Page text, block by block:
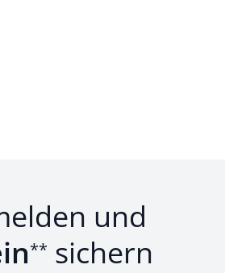
und
** sichern